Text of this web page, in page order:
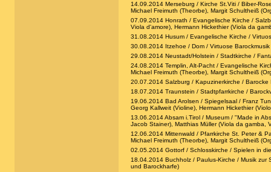
14.09.2014 Merseburg / Kirche St.Viti / Biber-
Michael Freimuth (Theorbe), Margit Schultheiß
07.09.2014 Honrath / Evangelische Kirche /
Viola d'amore), Hermann Hickethier (Viola da
31.08.2014 Husum / Evangelische Kirche /
30.08.2014 Itzehoe / Dom / Virtuose
29.08.2014 Neustadt/Holstein / Stadtkirche /
24.08.2014 Templin, Alt-Pacht / Evangelische
Michael Freimuth (Theorbe), Margit Schultheiß
20.07.2014 Salzburg / Kapuzinerkirche /
18.07.2014 Traunstein / Stadtpfarrkirche /
19.06.2014 Bad Arolsen / Spiegelsaal / Franz
Georg Kallweit (Violine), Hermann Hickethier
13.06.2014 Absam i.Tirol / Museum / "Made in
Jacob Stainer), Matthias Müller (Viola da gamba,
12.06.2014 Mittenwald / Pfarrkirche St. Peter &
Michael Freimuth (Theorbe), Margit Schultheiß
02.05.2014 Gottorf / Schlosskirche / Spielen in
18.04.2014 Buchholz / Paulus-Kirche / Musik zur
und Barockharfe)